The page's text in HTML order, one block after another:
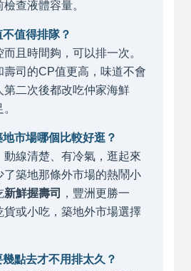
查液體容量。
值得排隊？
且時間夠，可以排一次。
壽司的CP值更高，味道不會
第二次後都改吃仲家海鮮
市場哪個比較好逛？
動線清楚、有冷氣，逛起來
了築地那條外市場的熱鬧小
新鮮握壽司
，豐洲更勝一
貨或小吃，築地外市場選擇
點去才不用排太久？